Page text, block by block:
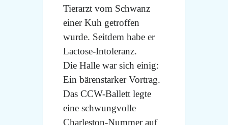
Tierarzt vom Schwanz
einer Kuh getroffen
wurde. Seitdem habe er
Lactose-Intoleranz.
Die Halle war sich einig:
Ein bärenstarker Vortrag.
Das CCW-Ballett legte
eine schwungvolle
Charleston-Nummer auf